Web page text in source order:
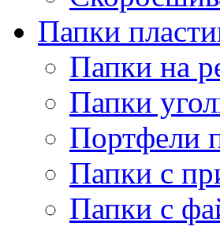
Папки
Папки на
Папки
Портфели
Папки с
Папки с